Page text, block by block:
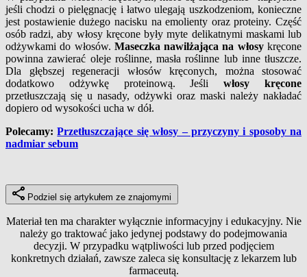
jeśli chodzi o pielęgnację i łatwo ulegają uszkodzeniom, konieczne
jest postawienie dużego nacisku na emolienty oraz proteiny. Część
osób radzi, aby włosy kręcone były myte delikatnymi maskami lub
odżywkami do włosów. Maseczka nawilżająca na włosykręcone
powinna zawierać oleje roślinne, masła roślinne lub inne tłuszcze.
Dla głębszej regeneracji włosów kręconych, można stosować
dodatkowo odżywkę proteinową. Jeśliwłosy kręcone
przetłuszczają się u nasady, odżywki oraz maski należy nakładać
dopiero od wysokości ucha w dół.
Polecamy:Przetłuszczające się włosy – przyczyny i sposoby na
nadmiar sebum
Podziel się artykułem ze znajomymi
Materiał ten ma charakter wyłącznie informacyjny i edukacyjny. Nie
należy go traktować jako jedynej podstawy do podejmowania
decyzji. W przypadku wątpliwości lub przed podjęciem
konkretnych działań, zawsze zaleca się konsultację z lekarzem lub
farmaceutą.